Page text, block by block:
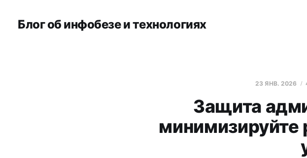
Блог об инфобезе и технологиях
23 ЯНВ. 2026
Защита
минимизируйте